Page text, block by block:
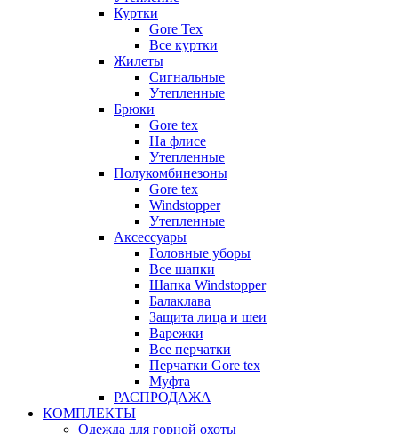
Куртки
Gore Tex
Все куртки
Жилеты
Сигнальные
Утепленные
Брюки
Gore tex
На флисе
Утепленные
Полукомбинезоны
Gore tex
Windstopper
Утепленные
Аксессуары
Головные уборы
Все шапки
Шапка Windstopper
Балаклава
Защита лица и шеи
Варежки
Все перчатки
Перчатки Gore tex
Муфта
РАСПРОДАЖА
КОМПЛЕКТЫ
Одежда для горной охоты